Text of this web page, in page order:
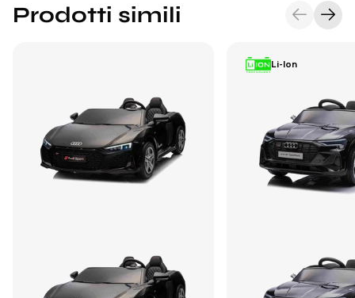
Prodotti simili
Li-Ion